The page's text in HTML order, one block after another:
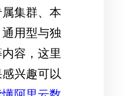
集群、本
用型与独
容，这里
兴趣可以